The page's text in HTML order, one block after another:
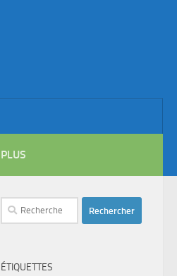
PLUS
Rechercher :
ÉTIQUETTES